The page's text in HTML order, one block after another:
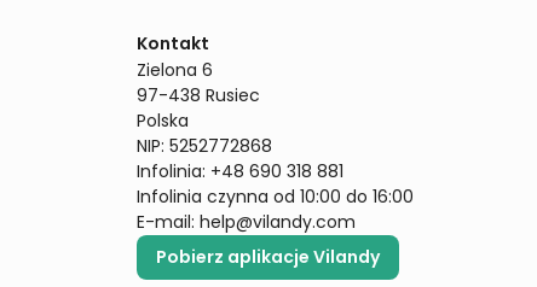
Kontakt
Zielona 6
97-438 Rusiec
Polska
NIP: 5252772868
Infolinia: +48 690 318 881
Infolinia czynna od 10:00 do 16:00
E-mail: help@vilandy.com
Pobierz aplikacje Vilandy